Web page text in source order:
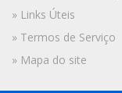
» Links Úteis
» Termos de Serviço
» Mapa do site